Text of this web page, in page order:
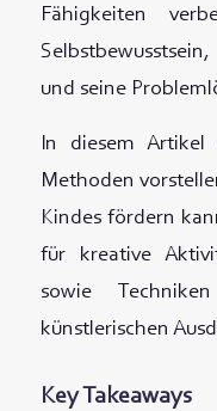
Fähigkeiten
und seine
In diesem Artikel
Methoden
Kindes fördern
für kreative
sowie
künstlerischen
Key Takeaways